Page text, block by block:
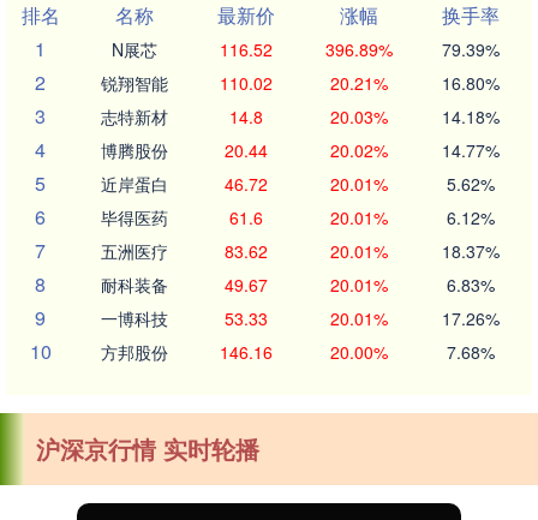
排名
名称 最新价 涨幅
换手率
1
N展芯 116.52 396.89% 79.39%
2 锐翔智能 110.02 20.21% 16.80%
3 志特新材 14.8 20.03% 14.18%
4 博腾股份 20.44 20.02% 14.77%
5 近岸蛋白 46.72 20.01% 5.62%
6 毕得医药 61.6 20.01% 6.12%
7 五洲医疗 83.62 20.01% 18.37%
8 耐科装备 49.67 20.01% 6.83%
9 一博科技 53.33 20.01% 17.26%
10 方邦股份 146.16 20.00% 7.68%
沪深京行情 实时轮播